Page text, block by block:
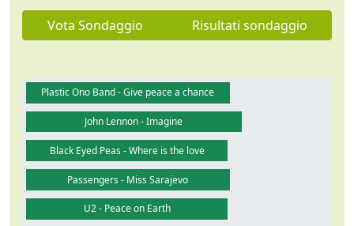
Vota Sondaggio Risultati sondaggio
Plastic Ono Band - Give peace a chance
John Lennon - Imagine
Black Eyed Peas - Where is the love
Passengers - Miss Sarajevo
U2 - Peace on Earth